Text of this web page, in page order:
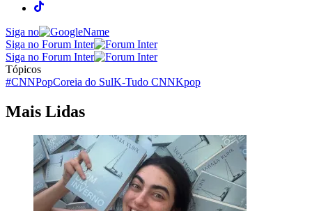
Siga no
Siga no Forum Inter
Siga no Forum Inter
Tópicos
#CNNPopCoreia do SulK-Tudo CNNKpop
Mais Lidas